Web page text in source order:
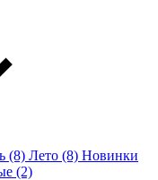
(8) Лето (8) Новинки
(2)